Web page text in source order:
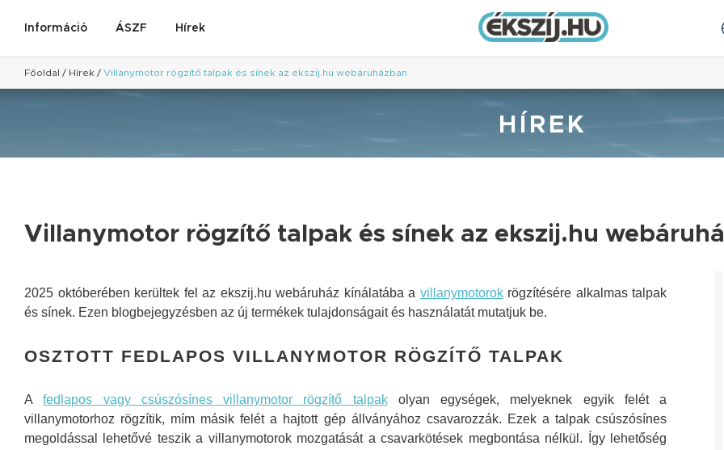
Információ ÁSZF Hírek
Főoldal / Hírek / Villanymotor rögzítő talpak és sínek az ekszij.hu webáruházban
HÍREK
Villanymotor rögzítő talpak és sínek az ekszij.hu
2025 októberében kerültek fel az ekszij.hu webáruház kínálatába a villanymotorokrögzítésére alkalmas talpak
és sínek. Ezen blogbejegyzésben az új termékek tulajdonságait és használatát mutatjuk be.
OSZTOTT FEDLAPOS VILLANYMOTOR RÖGZÍTŐ TALPAK
Afedlapos vagy csúszósínes villanymotor rögzítő talpakolyan egységek, melyeknek egyik felét a
villanymotorhoz rögzítik, mím másik felét a hajtott gép állványához csavarozzák. Ezek a talpak csúszósínes
megoldással lehetővé teszik a villanymotorok mozgatását a csavarkötések megbontása nélkül. Így lehetőség